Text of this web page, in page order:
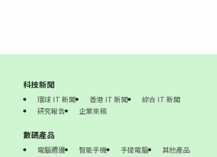
科技新聞
環球 IT 新聞 香港 IT 新聞
綜合 IT 新聞
研究報告
企業來稿
數碼產品
電腦週邊 智能手機 手提電腦 其他產品